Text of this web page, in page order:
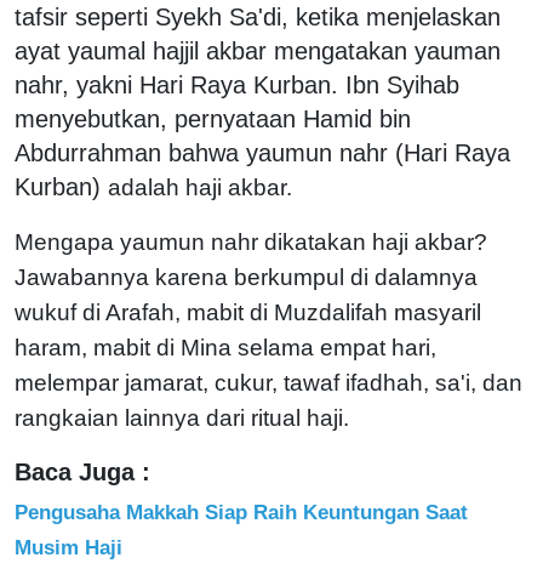
tafsir seperti Syekh Sa'di, ketika menjelaskan
ayat yaumal hajjil akbar mengatakan yauman
nahr, yakni Hari Raya Kurban. Ibn Syihab
menyebutkan, pernyataan Hamid bin
Abdurrahman bahwa yaumun nahr (Hari Raya
Kurban) adalah haji akbar.
Mengapa yaumun nahr dikatakan haji akbar?
Jawabannya karena berkumpul di dalamnya
wukuf di Arafah, mabit di Muzdalifah masyaril
haram, mabit di Mina selama empat hari,
melempar jamarat, cukur, tawaf ifadhah, sa'i, dan
rangkaian lainnya dari ritual haji.
Baca Juga :
Pengusaha Makkah Siap Raih Keuntungan Saat
Musim Haji